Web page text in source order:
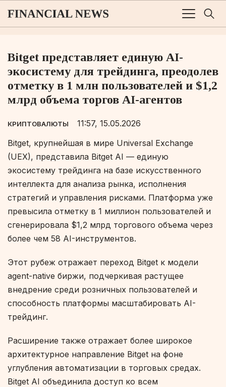
Bitget представляет единую AI-
экосистему для трейдинга, преодолев
отметку в 1 млн пользователей и $1,2
млрд объема торгов AI-агентов
КРИПТОВАЛЮТЫ
11:57, 15.05.2026
Bitget, крупнейшая в мире Universal Exchange
(UEX), представила Bitget AI — единую
экосистему трейдинга на базе искусственного
интеллекта для анализа рынка, исполнения
стратегий и управления рисками. Платформа уже
превысила отметку в 1 миллион пользователей и
сгенерировала $1,2 млрд торгового объема через
более чем 58 AI-инструментов.
Этот рубеж отражает переход Bitget к модели
agent-native биржи, подчеркивая растущее
внедрение среди розничных пользователей и
способность платформы масштабировать AI-
трейдинг.
Расширение также отражает более широкое
архитектурное направление Bitget на фоне
углубления автоматизации в торговых средах.
Bitget AI объединила доступ ко всем